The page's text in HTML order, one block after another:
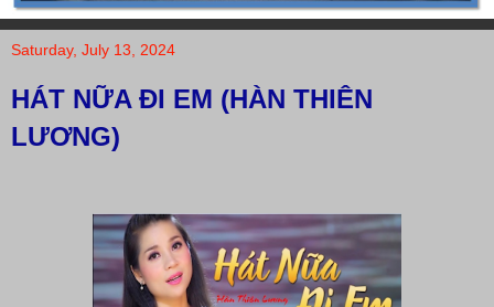
Saturday, July 13, 2024
HÁT NỮA ĐI EM (HÀN THIÊN
LƯƠNG)